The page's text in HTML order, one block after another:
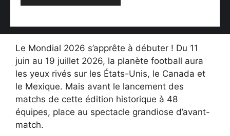
Le Mondial 2026 s’apprête à débuter ! Du 11
juin au 19 juillet 2026, la planète football aura
les yeux rivés sur les États-Unis, le Canada et
le Mexique. Mais avant le lancement des
matchs de cette édition historique à 48
équipes, place au spectacle grandiose d’avant-
match.